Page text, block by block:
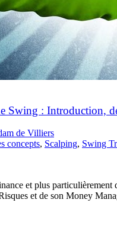
Swing : Introduction,
de Villiers
concepts, Scalping, Swing
et plus
et de son Money